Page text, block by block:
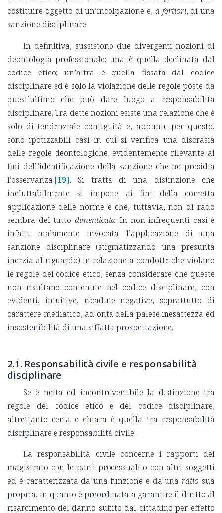
costituire oggetto di un’incolpazione e, a fortiori, di una
sanzione disciplinare.
In definitiva, sussistono due divergenti nozioni di
deontologia professionale: una è quella declinata dal
codice etico; un’altra è quella fissata dal codice
disciplinare ed è solo la violazione delle regole poste da
quest’ultimo che può dare luogo a responsabilità
disciplinare. Tra dette nozioni esiste una relazione che è
solo di tendenziale contiguità e, appunto per questo,
sono ipotizzabili casi in cui si verifica una discrasia
delle regole deontologiche, evidentemente rilevante ai
fini dell’identificazione della sanzione che ne presidia
l’osservanza [19]. Si tratta di una distinzione che
ineluttabilmente si impone ai fini della corretta
applicazione delle norme e che, tuttavia, non di rado
sembra del tutto dimenticata. In non infrequenti casi è
infatti malamente invocata l’applicazione di una
sanzione disciplinare (stigmatizzando una presunta
inerzia al riguardo) in relazione a condotte che violano
le regole del codice etico, senza considerare che queste
non risultano contenute nel codice disciplinare, con
evidenti, intuitive, ricadute negative, soprattutto di
carattere mediatico, ad onta della palese inesattezza ed
insostenibilità di una siffatta prospettazione.
2.1. Responsabilità civile e responsabilità
disciplinare
Se è netta ed incontrovertibile la distinzione tra
regole del codice etico e del codice disciplinare,
altrettanto certa e chiara è quella tra responsabilità
disciplinare e responsabilità civile.
La responsabilità civile concerne i rapporti del
magistrato con le parti processuali o con altri soggetti
ed è caratterizzata da una funzione e da unaratio sua
propria, in quanto è preordinata a garantire il diritto al
risarcimento del danno subito dal cittadino per effetto